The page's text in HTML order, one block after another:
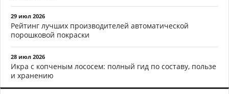
29 июл 2026
Рейтинг лучших производителей автоматической
порошковой покраски
28 июл 2026
Икра с копченым лососем: полный гид по составу, пользе
и хранению